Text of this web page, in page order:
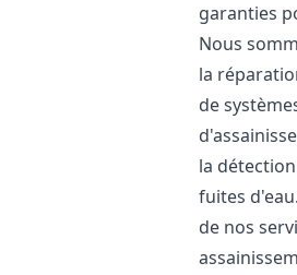
garanties
Nous
la
de
la
fuites
de nos